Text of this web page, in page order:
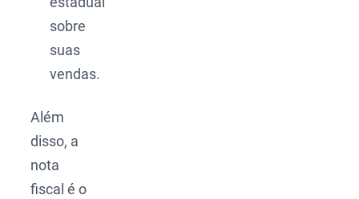
sobre
suas
vendas.
Além
disso, a
nota
fiscal é o